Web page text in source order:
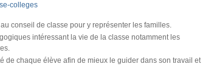
colleges
conseil de classe pour y représenter les familles.
intéressant la vie de la classe notamment les
de chaque élève afin de mieux le guider dans son travail et